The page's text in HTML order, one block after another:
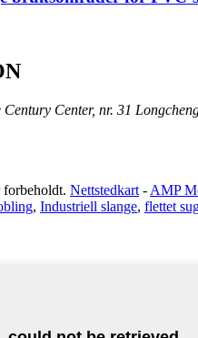
Century Center, nr. 31
Nettstedkart - AMP
, Industriell slange, flettet